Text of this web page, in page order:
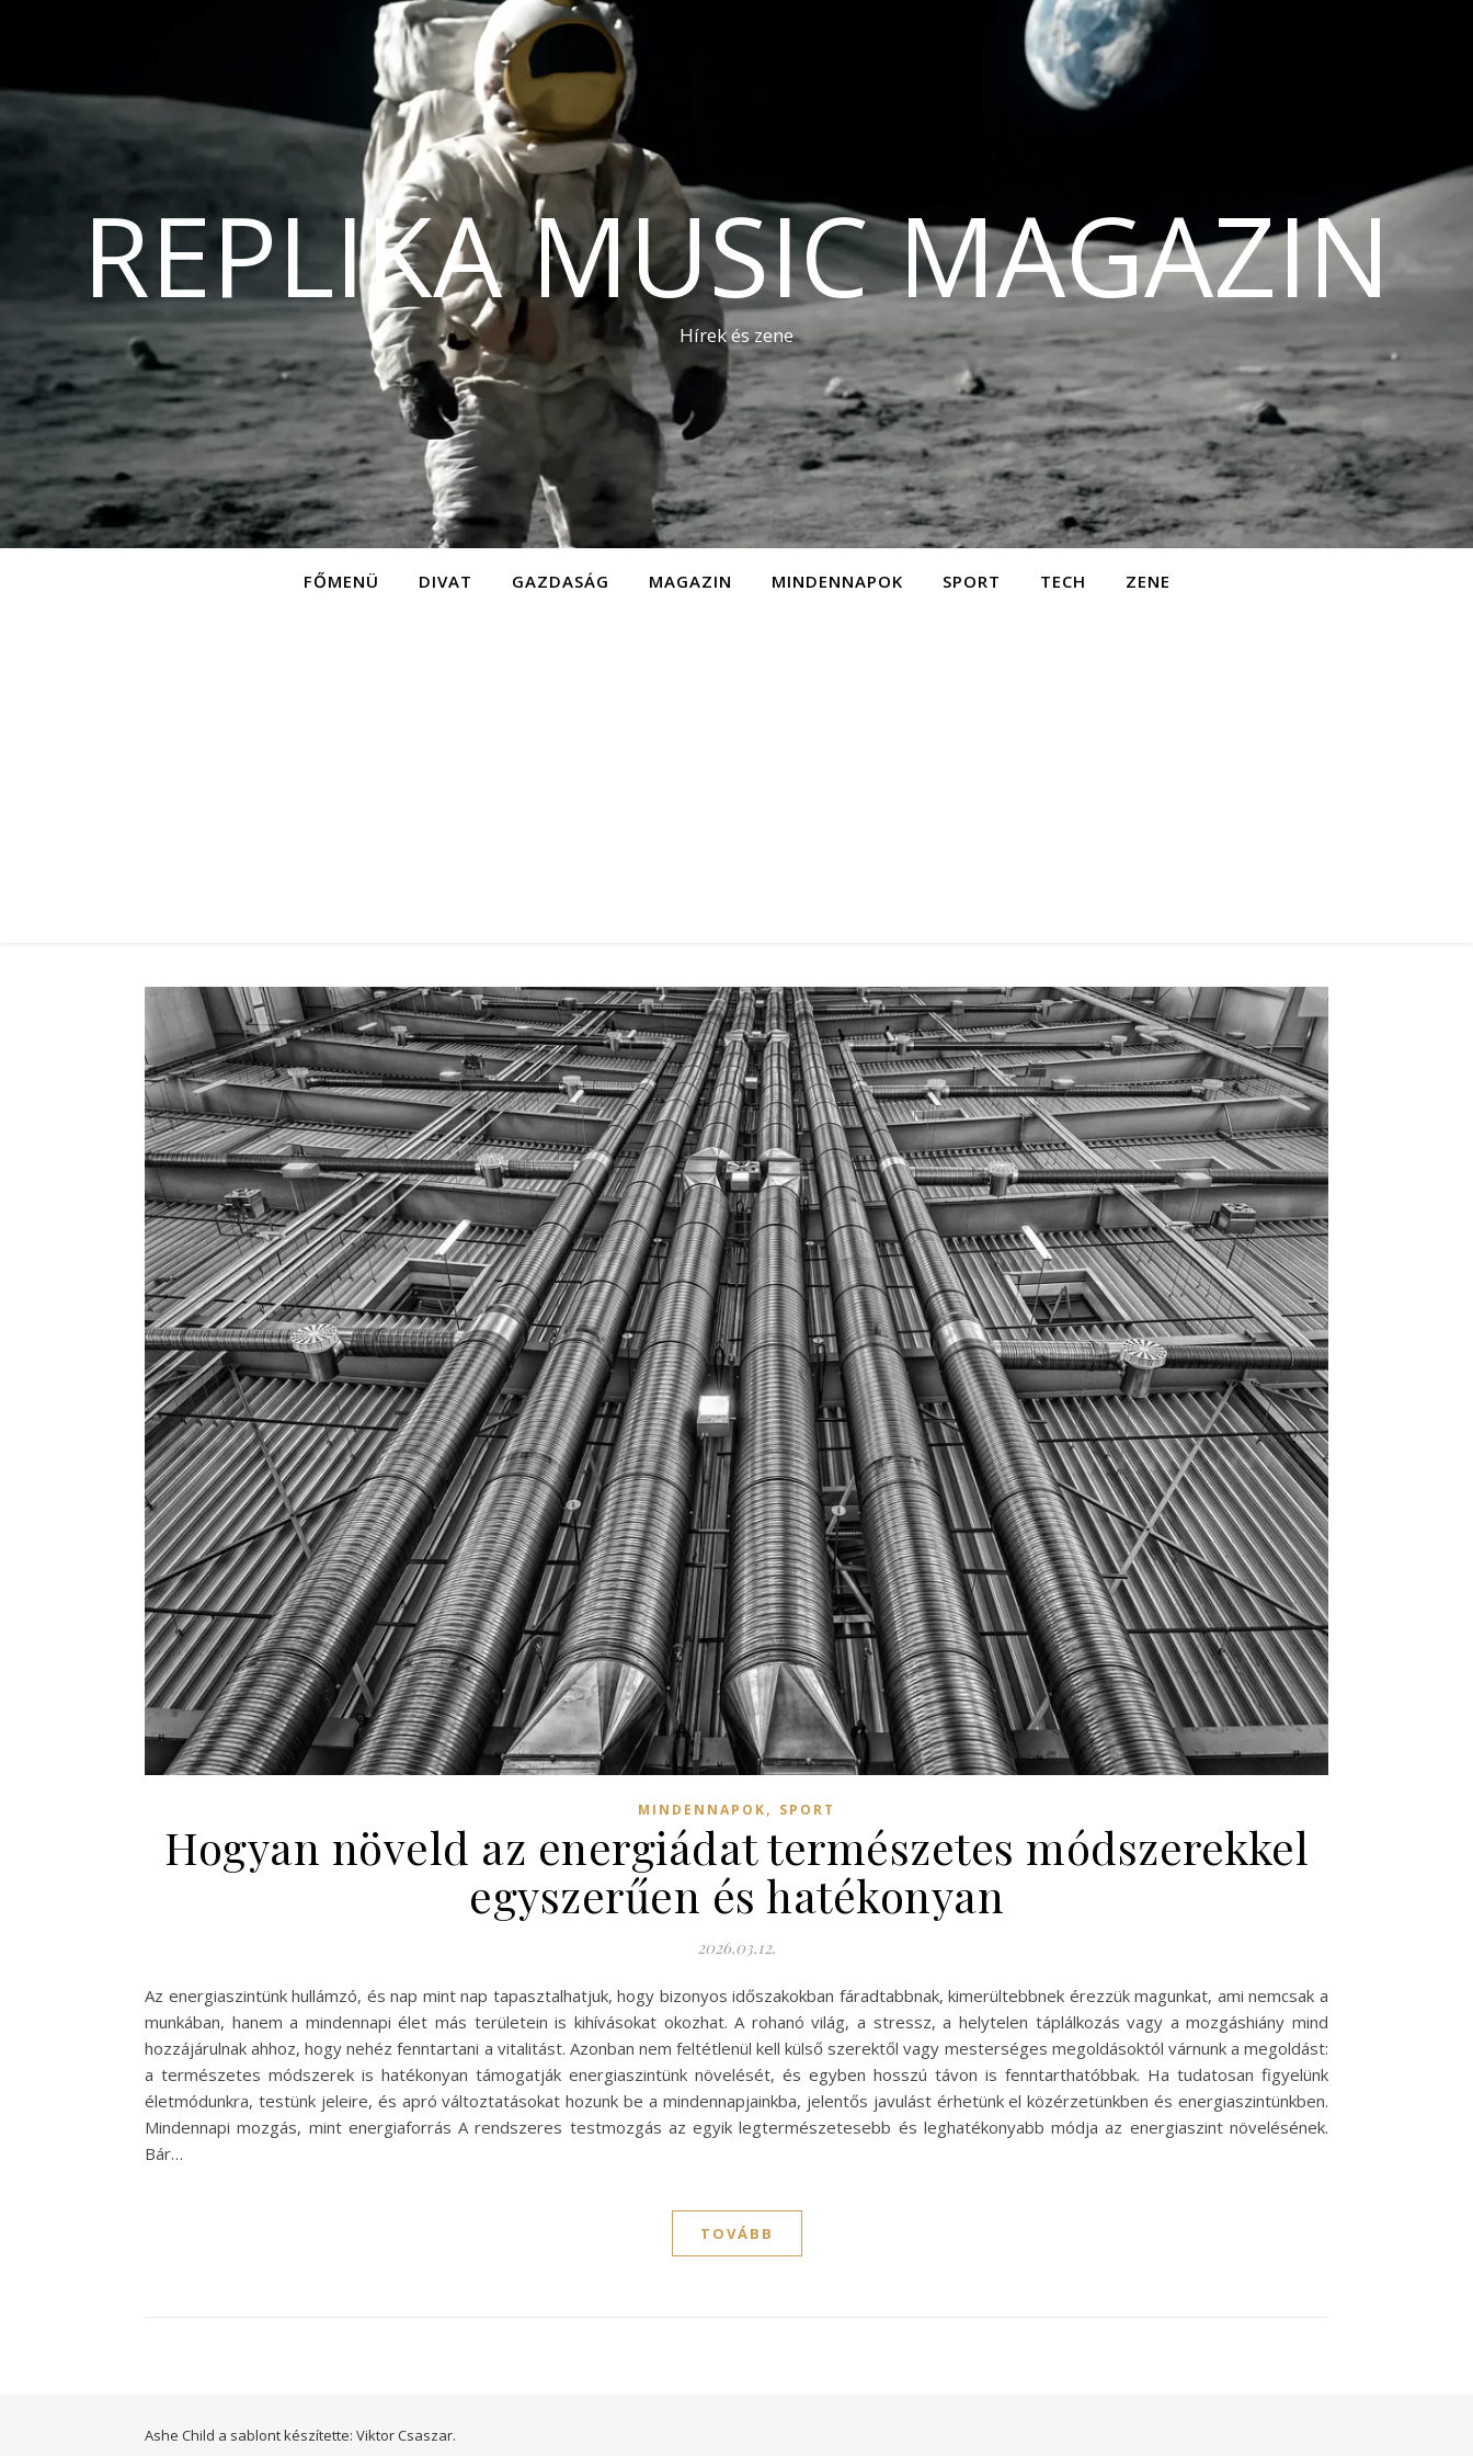
REPLIKA MUSIC MAGAZIN
Hírek és zene
FŐMENÜ DIVAT GAZDASÁG MAGAZIN MINDENNAPOK SPORT TECH ZENE
MINDENNAPOK, SPORT
Hogyan növeld az energiádat természetes módszerekkel
egyszerűen és hatékonyan
2026.03.12.
Az energiaszintünk hullámzó, és nap mint nap tapasztalhatjuk, hogy bizonyos időszakokban fáradtabbnak, kimerültebbnek érezzük magunkat, ami nemcsak a
munkában, hanem a mindennapi élet más területein is kihívásokat okozhat. A rohanó világ, a stressz, a helytelen táplálkozás vagy a mozgáshiány mind
hozzájárulnak ahhoz, hogy nehéz fenntartani a vitalitást. Azonban nem feltétlenül kell külső szerektől vagy mesterséges megoldásoktól várnunk a megoldást:
a természetes módszerek is hatékonyan támogatják energiaszintünk növelését, és egyben hosszú távon is fenntarthatóbbak. Ha tudatosan figyelünk
életmódunkra, testünk jeleire, és apró változtatásokat hozunk be a mindennapjainkba, jelentős javulást érhetünk el közérzetünkben és energiaszintünkben.
Mindennapi mozgás, mint energiaforrás A rendszeres testmozgás az egyik legtermészetesebb és leghatékonyabb módja az energiaszint növelésének.
Bár…
TOVÁBB
Ashe Child a sablont készítette: Viktor Csaszar.